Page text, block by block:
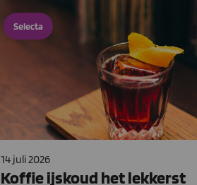
Selecta
14 juli 2026
Koffie ijskoud het lekkerst